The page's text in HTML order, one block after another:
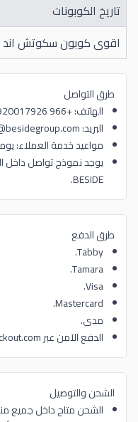
تاريخ الكوبونات
اقوى كوبون سكوتش اند
طرق التواصل
الهاتف: +966 920017926
البريد: scotch-soda@besidegroup.com
مواعيد خدمة العملاء: يوميًا من 9 صباحًا
يوجد نموذج تواصل داخل
BESIDE.
طرق الدفع
Tabby.
Tamara.
Visa.
Mastercard.
مدى.
الدفع الآمن عبر Checkout.com.
الشحن والتوصيل
الشحن متاح داخل جميع